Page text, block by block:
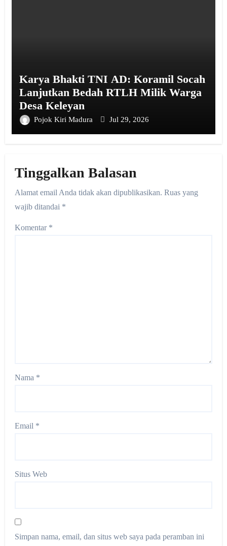
Karya Bhakti TNI AD: Koramil Socah
Lanjutkan Bedah RTLH Milik Warga
Desa Keleyan
Pojok Kiri Madura Jul 29, 2026
Tinggalkan Balasan
Alamat email Anda tidak akan dipublikasikan. Ruas yang
wajib ditandai *
Komentar *
Nama *
Email *
Situs Web
Simpan nama, email, dan situs web saya pada peramban ini